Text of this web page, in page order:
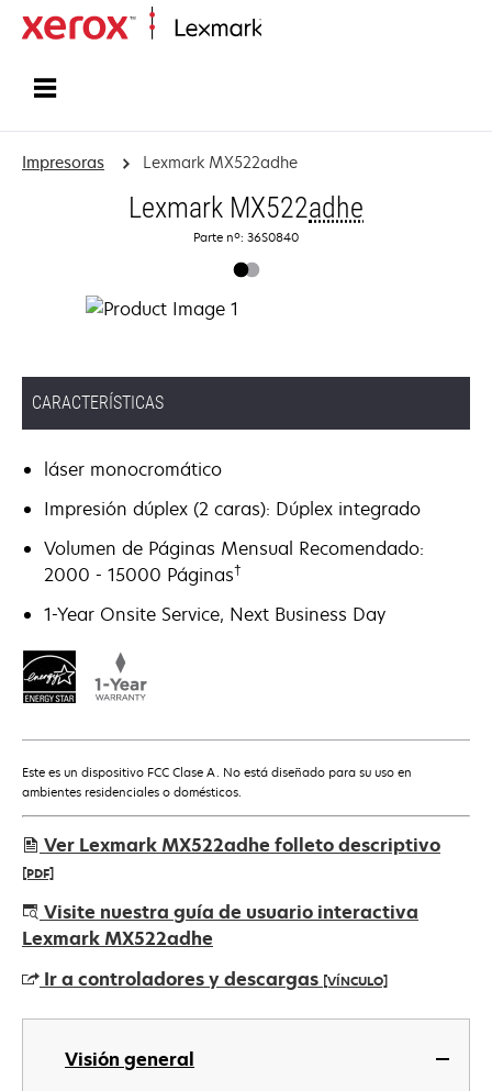
Impresoras Lexmark MX522adhe
Lexmark MX522adhe
Parte nº: 36S0840
CARACTERÍSTICAS
láser monocromático
Impresión dúplex (2 caras): Dúplex integrado
Volumen de Páginas Mensual Recomendado:
2000 - 15000 Páginas†
1-Year Onsite Service, Next Business Day
Este es un dispositivo FCC Clase A. No está diseñado para su uso en
ambientes residenciales o domésticos.
Ver Lexmark MX522adhe folleto descriptivo
[PDF]
se
abre
una
pestaña
Visite nuestra guía de usuario interactiva
Lexmark MX522adhe
Ir a controladores y descargas [VÍNCULO]
se
Visión general